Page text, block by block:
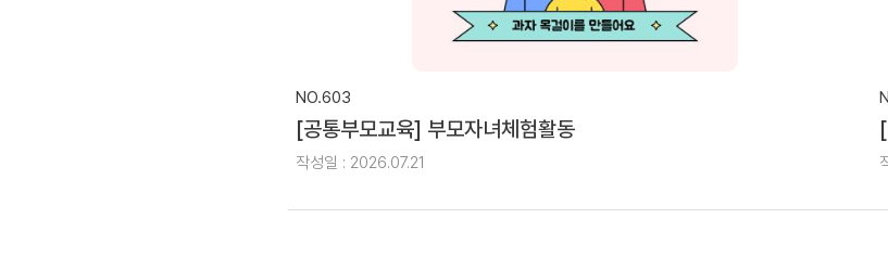
NO.603
[공통부모교육] 부모자녀체험활동
작성일 : 2026.07.21